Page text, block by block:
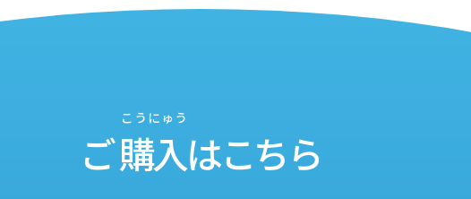
ご購入
こうにゅう
はこちら